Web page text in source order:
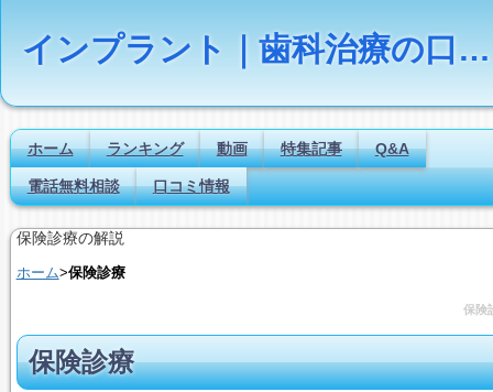
インプラント｜歯科治療の口コミ評判ランキング
ホーム ランキング 動画 特集記事 Q&A
電話無料相談 口コミ情報
保険診療の解説
ホーム>保険診療
保険
保険診療